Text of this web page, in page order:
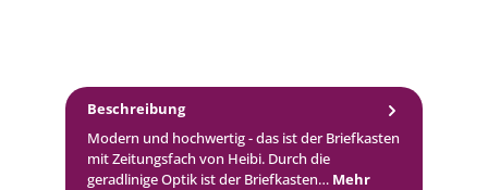
Beschreibung
Modern und hochwertig - das ist der Briefkasten
mit Zeitungsfach von Heibi. Durch die
geradlinige Optik ist der Briefkasten… Mehr